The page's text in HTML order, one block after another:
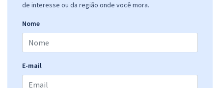
de interesse ou da região onde você mora.
Nome
E-mail